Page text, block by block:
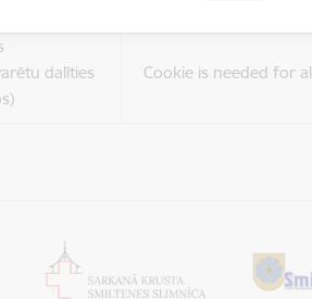
dalīties
Cookie is needed for